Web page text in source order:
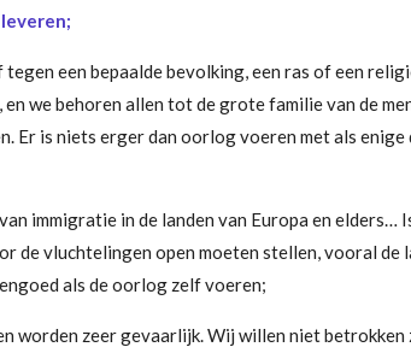
een bepaalde bevolking, een ras of een
en we behoren allen tot de grote familie van de
Er is niets erger dan oorlog voeren met als
immigratie in de landen van Europa en
de vluchtelingen open moeten stellen, vooral
als de oorlog zelf voeren;
worden zeer gevaarlijk. Wij willen niet